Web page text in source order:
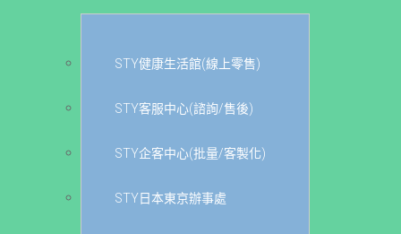
STY健康生活館(線上零售)
STY客服中心(諮詢/售後)
STY企客中心(批量/客製化)
STY日本東京辦事處